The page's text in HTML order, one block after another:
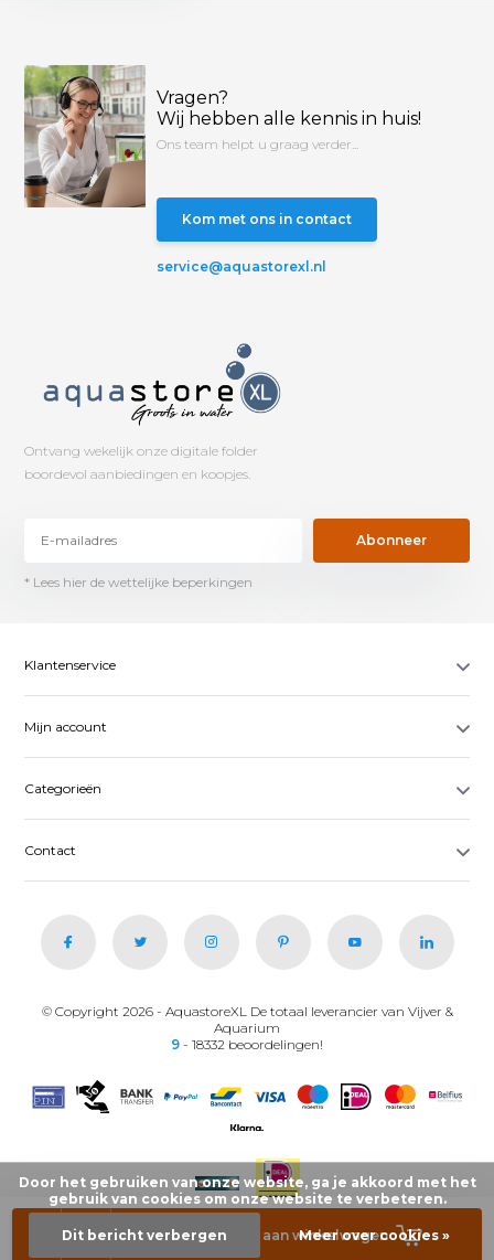
+ Toevoegen aan winkelwagen
Vragen?
Wij hebben alle kennis in huis!
Ons team helpt u graag verder...
Kom met ons in contact
service@aquastorexl.nl
Ontvang wekelijk onze digitale folder
boordevol aanbiedingen en koopjes.
Abonneer
* Lees hier de wettelijke beperkingen
Klantenservice
Mijn account
Categorieën
Contact
© Copyright 2026 - AquastoreXL De totaal leverancier van Vijver &
Aquarium
9 - 18332 beoordelingen!
Door het gebruiken van onze website, ga je akkoord met het
gebruik van cookies om onze website te verbeteren.
Dit bericht verbergen Meer over cookies »